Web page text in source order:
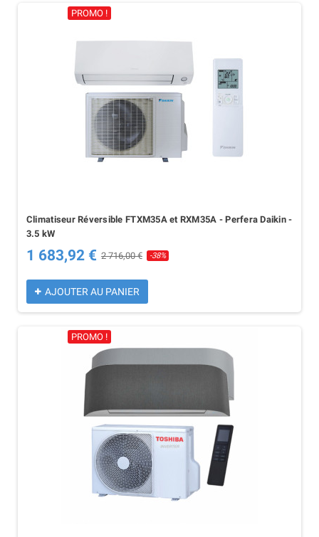
PROMO !
Climatiseur Réversible FTXM35A et RXM35A - Perfera Daikin -
3.5 kW
1 683,92 € 2 716,00 € -38%
AJOUTER AU PANIER
PROMO !